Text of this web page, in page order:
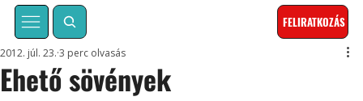
FELIRATKOZÁS
Ehető sövények
2012. júl. 23. 3 perc olvasás